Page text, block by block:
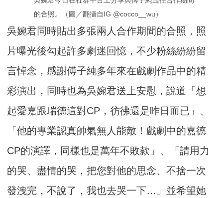
的合照。（圖／翻攝自IG @cocco__wu）
吳婉君同時貼出多張兩人合作期間的合照，照
片曝光後勾起許多劇迷回憶，不少粉絲紛紛留
言悼念，感謝傅子純多年來在戲劇作品中的精
彩演出，同時也為吳婉君送上安慰，說道「想
起愛嘉跟瑞德這對CP，彷彿還是昨日而已」、
「他的專業認真帥氣無人能敵！戲劇中的嘉德
CP的演譯，同樣也是萬年不敗款」、「請用力
的哭、盡情的哭，把您對他的思念、不捨一次
發洩完，不說了，我也去哭一下…」並希望她